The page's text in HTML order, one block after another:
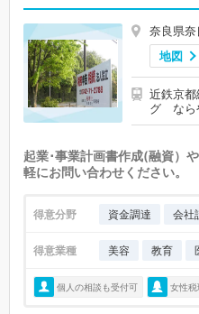
奈良県奈
地図
近鉄京
グ なら
起業･事業計画書作成(融資）
軽にお問い合わせください。
得意分野 資金調達 会社
得意業種 美容 教育
個人の相談も受付可 女性